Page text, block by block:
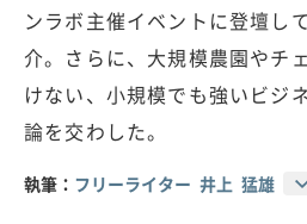
ンラボ主催イベントに登壇し
介。さらに、大規模農園やチ
けない、小規模でも強いビジ
論を交わした。
執筆： フリーライター 井上 猛雄